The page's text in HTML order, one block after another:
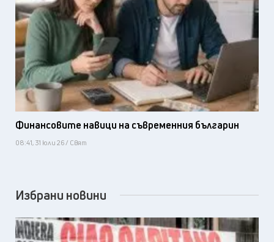
Финансовите навици на съвременния българин
08:41, 31 юли 26 / Свят
Избрани новини